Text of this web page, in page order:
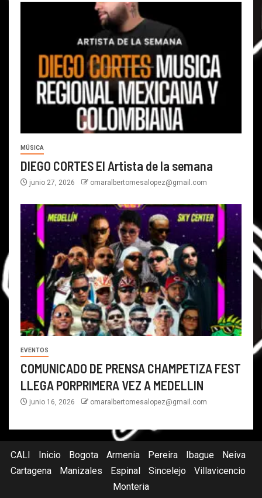
MÚSICA
DIEGO CORTES El Artista de la semana
junio 27, 2026 omaralbertomesalopez@gmail.com
EVENTOS
COMUNICADO DE PRENSA CHAMPETIZA FEST
LLEGA PORPRIMERA VEZ A MEDELLIN
junio 16, 2026 omaralbertomesalopez@gmail.com
CALI Inicio Bogota Armenia Pereira Ibague
Neiva
Cartagena
Manizales Espinal Sincelejo
Villavicencio
Monteria